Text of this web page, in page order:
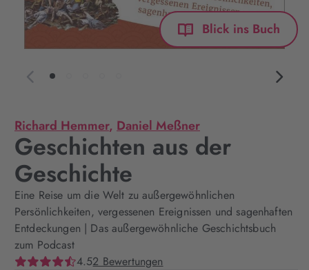
Blick ins Buch
Richard Hemmer, Daniel Meßner
Geschichten aus der
Geschichte
Eine Reise um die Welt zu außergewöhnlichen
Persönlichkeiten, vergessenen Ereignissen und sagenhaften
Entdeckungen | Das außergewöhnliche Geschichtsbuch
zum Podcast
4.52 Bewertungen